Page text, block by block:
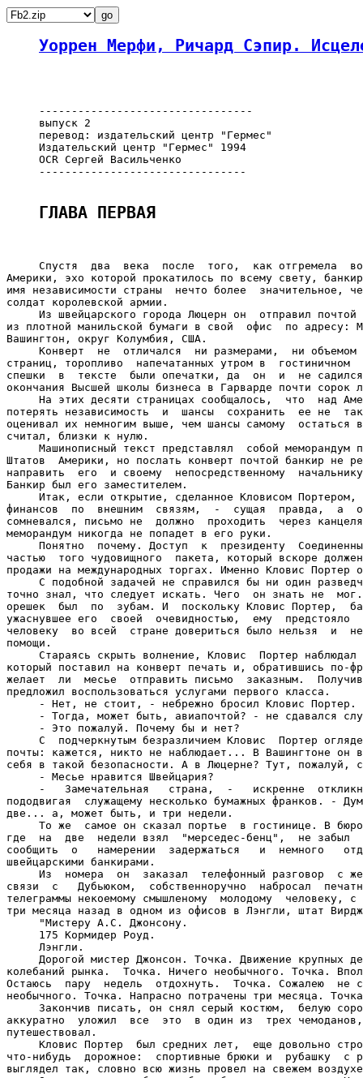
Уоррен Мерфи, Ричард Сэпир.
     ---------------------------------
     выпуск 2
     перевод: издательский центр "Гермес"
     Издательский центр "Гермес" 1994
     OCR Сергей Васильченко
     --------------------------------
ГЛАВА ПЕРВАЯ